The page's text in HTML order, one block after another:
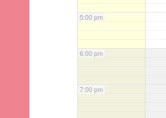
5:00 pm
6:00 pm
7:00 pm